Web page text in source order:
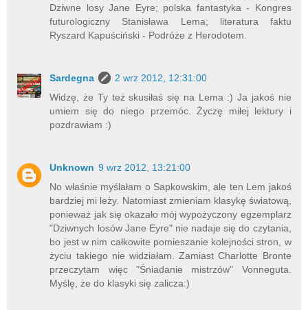
Dziwne losy Jane Eyre; polska fantastyka - Kongres
futurologiczny Stanisława Lema; literatura faktu
Ryszard Kapuściński - Podróże z Herodotem.
Sardegna
2 wrz 2012, 12:31:00
Widzę, że Ty też skusiłaś się na Lema :) Ja jakoś nie
umiem się do niego przemóc. Życzę miłej lektury i
pozdrawiam :)
Unknown 9 wrz 2012, 13:21:00
No właśnie myślałam o Sapkowskim, ale ten Lem jakoś
bardziej mi leży. Natomiast zmieniam klasykę światową,
ponieważ jak się okazało mój wypożyczony egzemplarz
"Dziwnych losów Jane Eyre" nie nadaje się do czytania,
bo jest w nim całkowite pomieszanie kolejności stron, w
życiu takiego nie widziałam. Zamiast Charlotte Bronte
przeczytam więc "Śniadanie mistrzów" Vonneguta.
Myślę, że do klasyki się zalicza:)